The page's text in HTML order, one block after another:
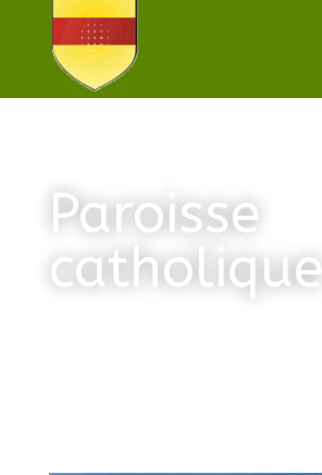
Paroisse
catholique